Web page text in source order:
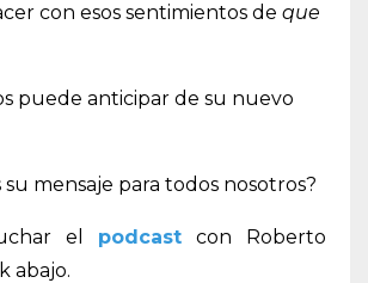
con esos sentimientos de que
puede anticipar de su nuevo
su mensaje para todos nosotros?
el podcast
con Roberto
abajo.